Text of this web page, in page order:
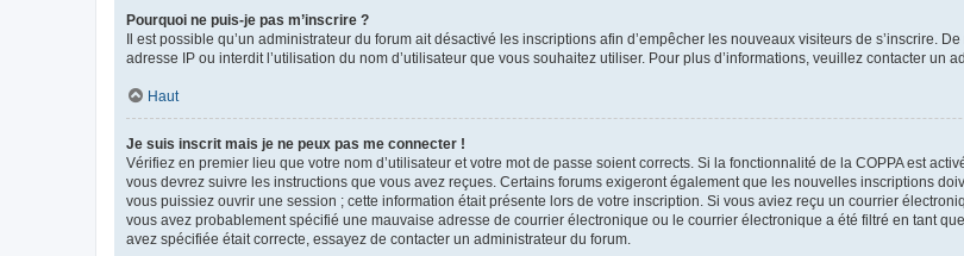
Pourquoi ne puis-je pas m’inscrire ?
Il est possible qu’un administrateur du forum ait désactivé les inscriptions afin d’empêcher les nouveaux visiteurs de s’inscrire.
adresse IP ou interdit l’utilisation du nom d’utilisateur que vous souhaitez utiliser. Pour plus d’informations, veuillez contacter un
Haut
Je suis inscrit mais je ne peux pas me connecter !
Vérifiez en premier lieu que votre nom d’utilisateur et votre mot de passe soient corrects. Si la fonctionnalité de la COPPA est
vous devrez suivre les instructions que vous avez reçues. Certains forums exigeront également que les nouvelles inscriptions
vous puissiez ouvrir une session ; cette information était présente lors de votre inscription. Si vous aviez reçu un courrier
vous avez probablement spécifié une mauvaise adresse de courrier électronique ou le courrier électronique a été filtré en tant
avez spécifiée était correcte, essayez de contacter un administrateur du forum.